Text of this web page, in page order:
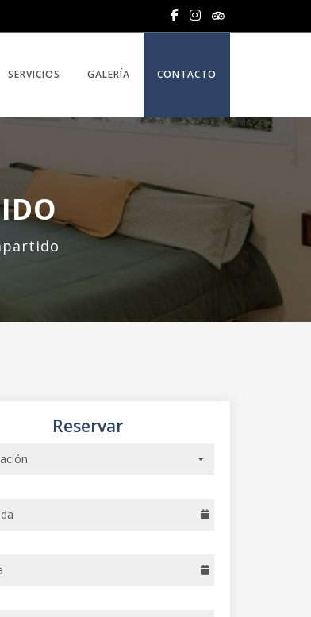
SERVICIOS GALERÍA CONTACTO
Reservar